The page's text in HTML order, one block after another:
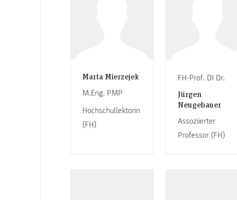
Marta Mierzejek
M.Eng. PMP
Hochschullektorin
(FH)
FH-Prof. DI Dr.
Jürgen
Neugebauer
Assoziierter
Professor (FH)